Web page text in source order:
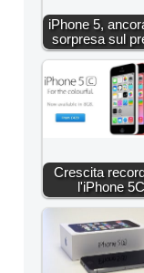
iPhone 5,
sorpresa sul
Crescita
l'iPhone 5C